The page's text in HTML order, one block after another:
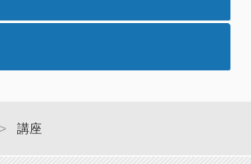
講座